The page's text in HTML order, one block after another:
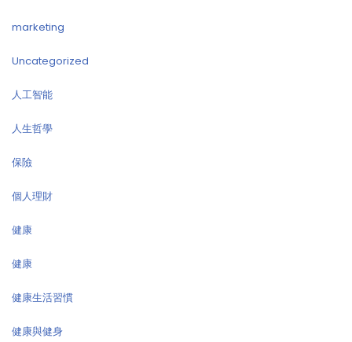
marketing
Uncategorized
人工智能
人生哲學
保險
個人理財
健康
健康
健康生活習慣
健康與健身